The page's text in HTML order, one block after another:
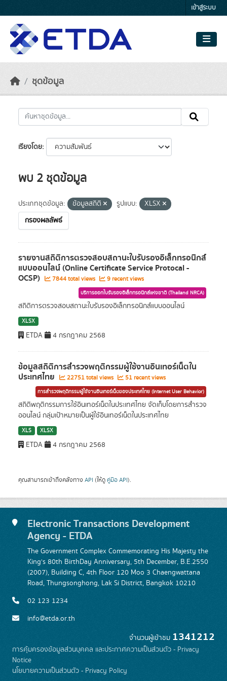
เข้าสู่ระบบ
ชุดข้อมูล
เรียงโดย
พบ 2 ชุดข้อมูล
ประเภทชุดข้อมูล: ข้อมูลสถิติ รูปแบบ:
XLSX
กรองผลลัพธ์
รายงานสถิติการตรวจสอบสถานะใบรับรองอิเล็กทรอนิกส์
แบบออนไลน์ (Online Certificate Service Protocal -
OCSP) 7844 total views 9 recent views
บริการออกใบรับรองอิเล็กทรอนิกส์แห่งชาติ (Thailand NRCA)
สถิติการตรวจสอบสถานะใบรับรองอิเล็กทรอนิกส์แบบออนไลน์
XLSX
ETDA 4 กรกฎาคม 2568
ข้อมูลสถิติการสำรวจพฤติกรรมผู้ใช้งานอินเทอร์เน็ตใน
ประเทศไทย 22751 total views 51 recent views
การสำรวจพฤติกรรมผู้ใช้งานอินเทอร์เน็ตของประเทศไทย (Internet User Behavior)
สถิติพฤติกรรมการใช้อินเทอร์เน็ตในประเทศไทย จัดเก็บโดยการสำรวจ
ออนไลน์ กลุ่มเป้าหมายเป็นผู้ใช้อินเทอร์เน็ตในประเทศไทย
XLS XLSX
ETDA 4 กรกฎาคม 2568
คุณสามารถเข้าถึงคลังทาง API (ให้ดู คู่มือ API).
Electronic Transactions Development
Agency - ETDA
The Government Complex Commemorating His Majesty the
King's 80th BirthDay Anniversary, 5th December, B.E.2550
(2007), Building C, 4th Floor 120 Moo 3 Chaengwattana
Road, Thungsonghong, Lak Si District, Bangkok 10210
02 123 1234
info@etda.or.th
จำนวนผู้เข้าชม 1341212
การคุ้มครองข้อมูลส่วนบุคคล และประกาศความเป็นส่วนตัว - Privacy
Notice
นโยบายความเป็นส่วนตัว - Privacy Policy